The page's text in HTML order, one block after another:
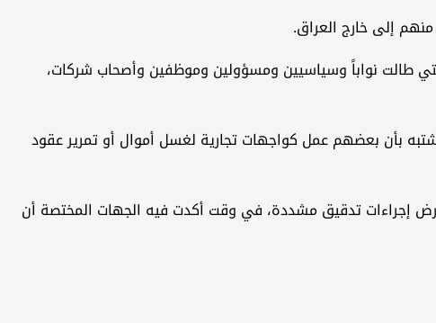
إلى خارج العراق.
والتي طالت نواباً وسياسيين ومسؤولين وموظفين وأصحاب شركات،
بأن بعضهم عمل كواجهات تجارية لغسل أموال أو تمرير عقود
إجراءات تدقيق مشددة، في وقت أكدت فيه الجهات المختصة أن